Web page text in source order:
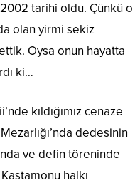
2002 tarihi oldu. Çünkü o
olan yirmi sekiz
Oysa onun hayatta
ki…
kıldığımız cenaze
dedesinin
ve defin töreninde
halkı